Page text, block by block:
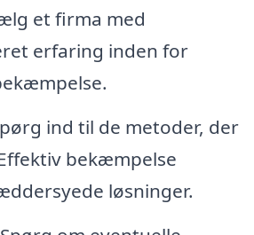
et firma med
erfaring inden for
ind til de metoder, der
bekæmpelse
løsninger.